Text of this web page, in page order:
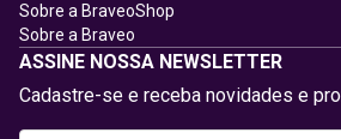
Sobre a BraveoShop
Sobre a Braveo
ASSINE NOSSA NEWSLETTER
Cadastre-se e receba novidades e